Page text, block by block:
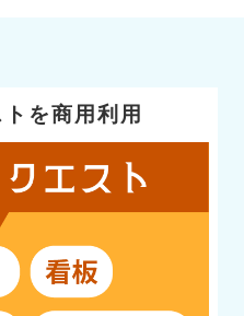
を商用利用